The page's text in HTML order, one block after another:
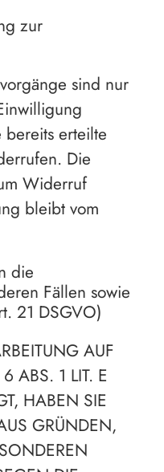
zur
sind nur
erteilte
Die
Widerruf
bleibt vom
die
Fällen sowie
21 DSGVO)
AUF
ABS. 1 LIT. E
HABEN SIE
GRÜNDEN,